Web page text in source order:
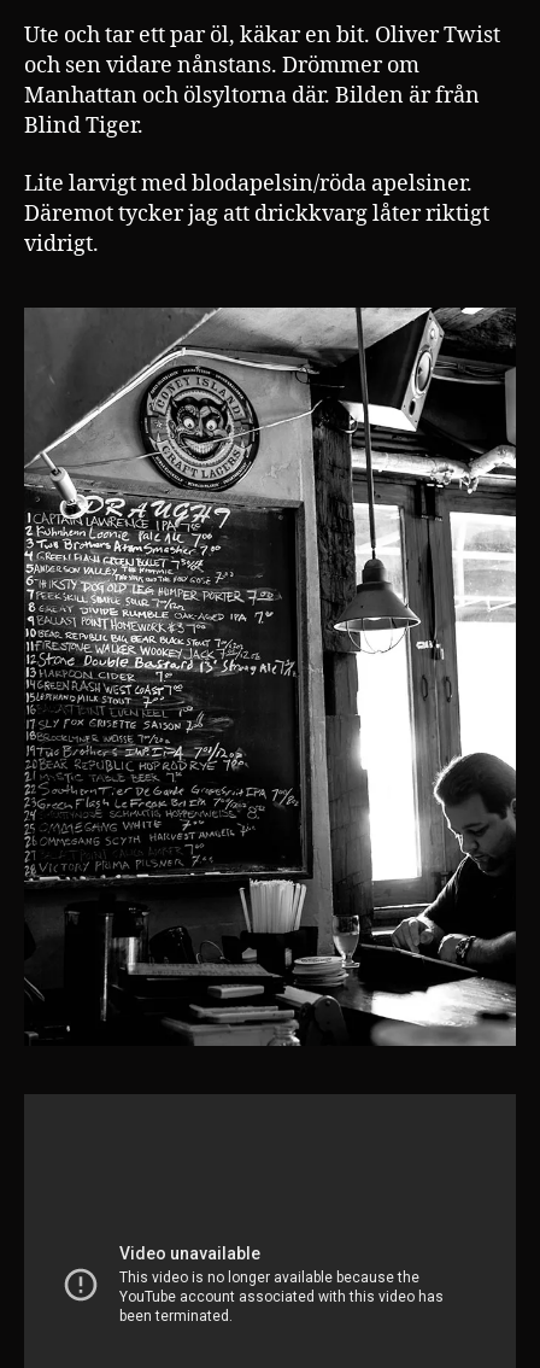
Ute och tar ett par öl, käkar en bit. Oliver Twist
och sen vidare nånstans. Drömmer om
Manhattan och ölsyltorna där. Bilden är från
Blind Tiger.
Lite larvigt med blodapelsin/röda apelsiner.
Däremot tycker jag att drickkvarg låter riktigt
vidrigt.